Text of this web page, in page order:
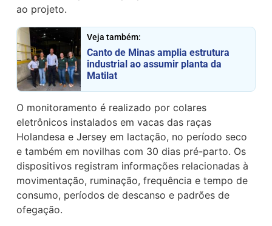
ao projeto.
Veja também:
Canto de Minas amplia estrutura
industrial ao assumir planta da
Matilat
O monitoramento é realizado por colares
eletrônicos instalados em vacas das raças
Holandesa e Jersey em lactação, no período seco
e também em novilhas com 30 dias pré-parto. Os
dispositivos registram informações relacionadas à
movimentação, ruminação, frequência e tempo de
consumo, períodos de descanso e padrões de
ofegação.